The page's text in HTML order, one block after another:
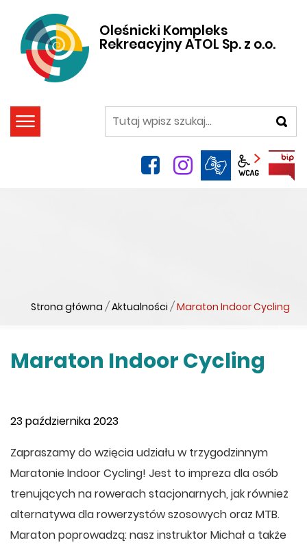
Oleśnicki Kompleks
Rekreacyjny ATOL Sp. z o.o.
szukaj
facebookinstagram
Panel
Strona główna / Aktualności / Maraton Indoor Cycling
Maraton Indoor Cycling
23 października 2023
Zapraszamy do wzięcia udziału w trzygodzinnym
Maratonie Indoor Cycling! Jest to impreza dla osób
trenujących na rowerach stacjonarnych, jak również
alternatywa dla rowerzystów szosowych oraz MTB.
Maraton poprowadzą: nasz instruktor Michał a także